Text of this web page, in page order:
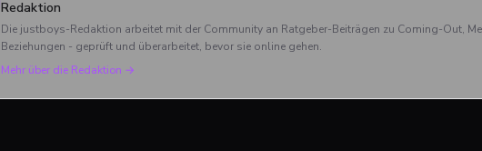
und was das große Finale zu
bieten hatte.
Redaktion
Die justboys-Redaktion arbeitet mit der Community an Ratgeber-Beiträgen zu Coming-Out,
Beziehungen - geprüft und überarbeitet, bevor sie online gehen.
Mehr über die Redaktion →